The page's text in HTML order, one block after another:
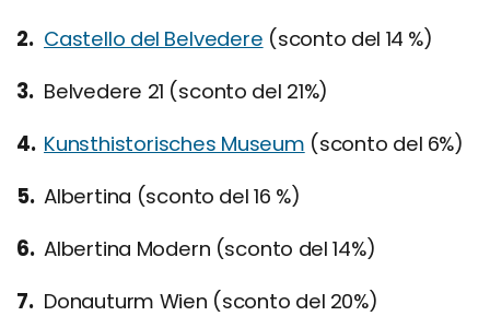
Castello del Belvedere (sconto del 14 %)
Belvedere 21 (sconto del 21%)
Kunsthistorisches Museum (sconto del 6%)
Albertina (sconto del 16 %)
Albertina Modern (sconto del 14%)
Donauturm Wien (sconto del 20%)